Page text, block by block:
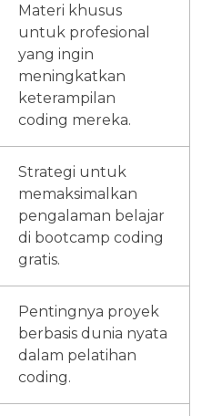
Materi khusus
untuk profesional
yang ingin
meningkatkan
keterampilan
coding mereka.
Strategi untuk
memaksimalkan
pengalaman belajar
di bootcamp coding
gratis.
Pentingnya proyek
berbasis dunia nyata
dalam pelatihan
coding.